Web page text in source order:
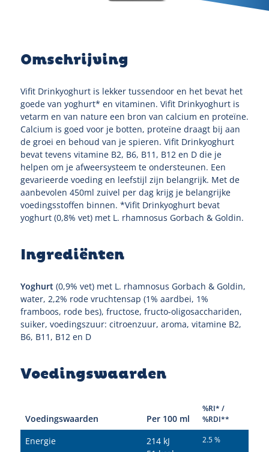
Omschrijving
Vifit Drinkyoghurt is lekker tussendoor en het bevat het
goede van yoghurt* en vitaminen. Vifit Drinkyoghurt is
vetarm en van nature een bron van calcium en proteïne.
Calcium is goed voor je botten, proteïne draagt bij aan
de groei en behoud van je spieren. Vifit Drinkyoghurt
bevat tevens vitamine B2, B6, B11, B12 en D die je
helpen om je afweersysteem te ondersteunen. Een
gevarieerde voeding en leefstijl zijn belangrijk. Met de
aanbevolen 450ml zuivel per dag krijg je belangrijke
voedingsstoffen binnen. *Vifit Drinkyoghurt bevat
yoghurt (0,8% vet) met L. rhamnosus Gorbach & Goldin.
Ingrediënten
Yoghurt (0,9% vet) met L. rhamnosus Gorbach & Goldin,
water, 2,2% rode vruchtensap (1% aardbei, 1%
framboos, rode bes), fructose, fructo-oligosacchariden,
suiker, voedingszuur: citroenzuur, aroma, vitamine B2,
B6, B11, B12 en D
Voedingswaarden
Voedingswaarden Per 100 ml
%RI* /
%RDI**
Energie
214 kJ
2.5 %